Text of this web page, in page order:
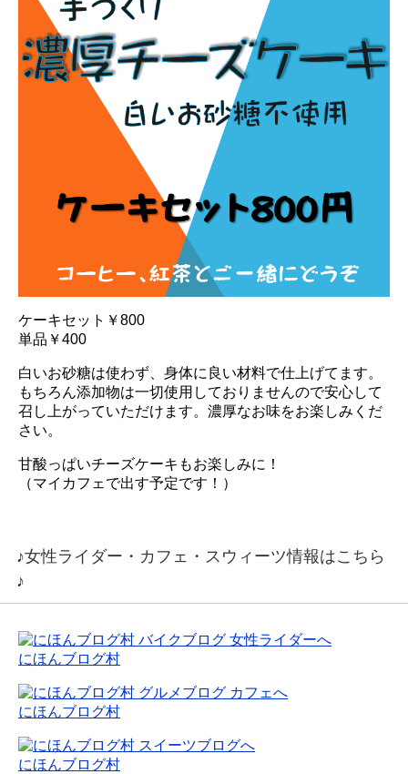
ケーキセット￥800
単品￥400
白いお砂糖は使わず、身体に良い材料で仕上げてます。
もちろん添加物は一切使用しておりませんので安心して
召し上がっていただけます。濃厚なお味をお楽しみくだ
さい。
甘酸っぱいチーズケーキもお楽しみに！
（マイカフェで出す予定です！）
♪女性ライダー・カフェ・スウィーツ情報はこちら
♪
にほんブログ村
にほんブログ村
にほんブログ村